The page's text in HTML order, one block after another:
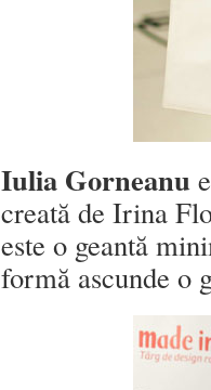
Iulia Gorneanu
creată de Irina
este o geantă
formă ascunde o